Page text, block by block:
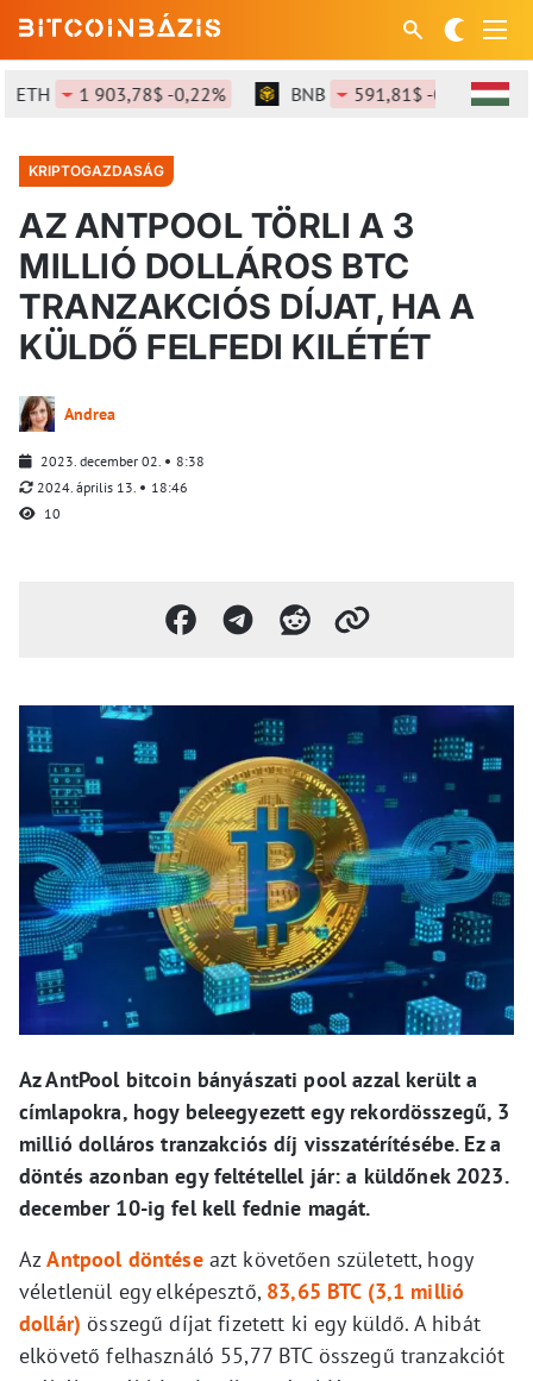
1 903,78$ -0,22% BNB 591,81$ -0,15%
KRIPTOGAZDASÁG
AZ ANTPOOL TÖRLI A 3
MILLIÓ DOLLÁROS BTC
TRANZAKCIÓS DÍJAT, HA A
KÜLDŐ FELFEDI KILÉTÉT
Andrea
2023. december 02.
8:38
2024. április 13.
18:46
10
Az AntPool bitcoin bányászati pool azzal került a
címlapokra, hogy beleegyezett egy rekordösszegű, 3
millió dolláros tranzakciós díj visszatérítésébe. Ez a
döntés azonban egy feltétellel jár: a küldőnek 2023.
december 10-ig fel kell fednie magát.
AzAntpool döntéseazt követően született, hogy
véletlenül egy elképesztő, 83,65 BTC (3,1 millió
dollár) összegű díjat fizetett ki egy küldő. A hibát
elkövető felhasználó 55,77 BTC összegű tranzakciót